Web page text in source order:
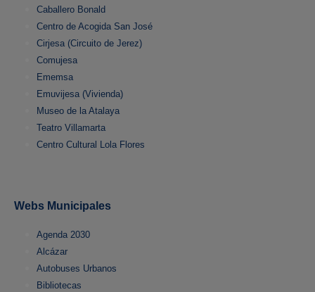
Caballero Bonald
Centro de Acogida San José
Cirjesa (Circuito de Jerez)
Comujesa
Ememsa
Emuvijesa (Vivienda)
Museo de la Atalaya
Teatro Villamarta
Centro Cultural Lola Flores
Webs Municipales
Agenda 2030
Alcázar
Autobuses Urbanos
Bibliotecas